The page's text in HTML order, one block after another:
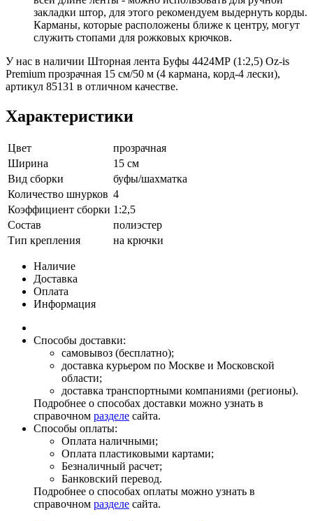
закладки штор, для этого рекомендуем выдернуть корды.
Карманы, которые расположены ближе к центру, могут
служить стопами для рожковых крючков.
У нас в наличии Шторная лента Буфы 4424МР (1:2,5) Oz-is
Premium прозрачная 15 см/50 м (4 кармана, корд-4 лески),
артикул 85131 в отличном качестве.
Характеристики
Цвет
прозрачная
Ширина
15 см
Вид сборки
буфы/шахматка
Количество шнурков 4
Коэффициент сборки 1:2,5
Состав
полиэстер
Тип крепления
на крючки
Наличие
Доставка
Оплата
Информация
Способы доставки:
самовывоз (бесплатно);
доставка курьером по Москве и Московской
области;
доставка транспортными компаниями (регионы).
Подробнее о способах доставки можно узнать в
справочном разделе сайта.
Способы оплаты:
Оплата наличными;
Оплата пластиковыми картами;
Безналичный расчет;
Банковский перевод.
Подробнее о способах оплаты можно узнать в
справочном разделе сайта.